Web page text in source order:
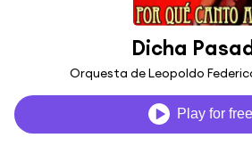
Dicha
Orquesta de Leopoldo
Play for free